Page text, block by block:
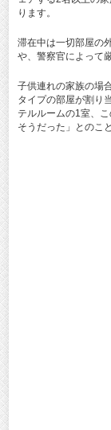
ります。
滞在中は一切部屋の
や、警察官によって
子供連れの家族の場
タイプの部屋が割り
テルルームの1室、
そうだった」とのこ